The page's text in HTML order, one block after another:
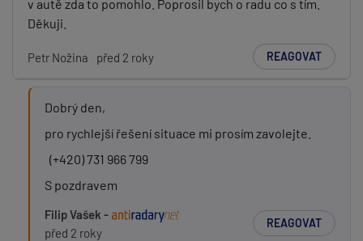
v autě zda to pomohlo. Poprosil bych o radu co s tím.
Děkuji.
Petr Nožina před 2 roky REAGOVAT
Dobrý den,
pro rychlejší řešení situace mi prosím zavolejte.
(+420) 731 966 799
S pozdravem
Filip Vašek -
před 2 roky
REAGOVAT